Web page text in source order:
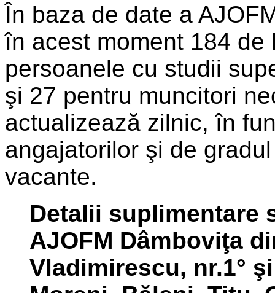
În baza de date a
în acest moment 184
persoanele cu studii
şi 27 pentru muncitori
actualizează zilnic, în
angajatorilor şi de
vacante.
Detalii suplimentare
AJOFM Dâmboviţa
Vladimirescu, nr.1°